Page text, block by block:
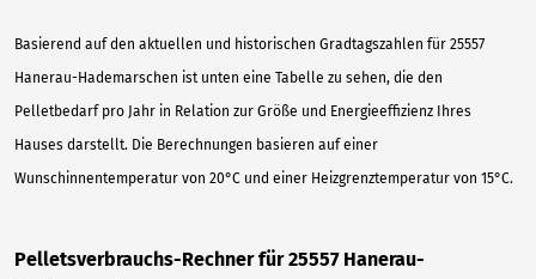
Basierend auf den aktuellen und historischen Gradtagszahlen für 25557
Hanerau-Hademarschen ist unten eine Tabelle zu sehen, die den
Pelletbedarf pro Jahr in Relation zur Größe und Energieeffizienz Ihres
Hauses darstellt. Die Berechnungen basieren auf einer
Wunschinnentemperatur von 20°C und einer Heizgrenztemperatur von 15°C.
Pelletsverbrauchs-Rechner für 25557 Hanerau-